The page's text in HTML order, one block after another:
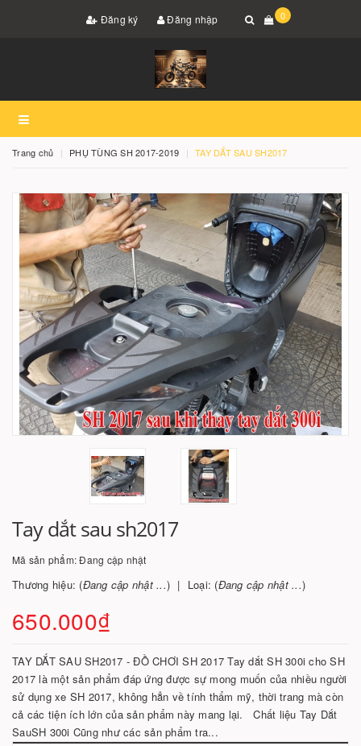
Đăng ký Đăng nhập 0
Trang chủ PHỤ TÙNG SH 2017-2019 TAY DẮT SAU SH2017
Tay dắt sau sh2017
Mã sản phẩm:Đang cập nhật
Thương hiệu: (Đang cập nhật ...) Loại: (Đang cập nhật ...)
650.000₫
TAY DẮT SAU SH2017 - ĐỒ CHƠI SH 2017 Tay dắt SH 300i cho SH
2017 là một sản phẩm đáp ứng được sự mong muốn của nhiều người
sử dụng xe SH 2017, không hẳn về tính thẩm mỹ, thời trang mà còn
cả các tiện ích lớn của sản phẩm này mang lại. Chất liệu Tay Dắt
SauSH 300i Cũng như các sản phẩm tra...